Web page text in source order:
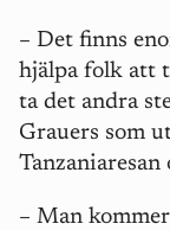
– Det finns
hjälpa folk att
ta det andra
Grauers som
Tanzaniaresan
– Man